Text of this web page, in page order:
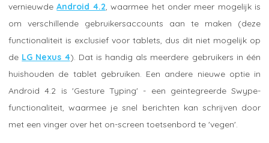
vernieuwdeAndroid 4.2 , waarmee het onder meer mogelijk is
om verschillende gebruikersaccounts aan te maken (deze
functionaliteit is exclusief voor tablets, dus dit niet mogelijk op
de LG Nexus 4). Dat is handig als meerdere gebruikers in één
huishouden de tablet gebruiken. Een andere nieuwe optie in
Android 4.2 is 'Gesture Typing' - een geintegreerde Swype-
functionaliteit, waarmee je snel berichten kan schrijven door
met een vinger over het on-screen toetsenbord te 'vegen'.